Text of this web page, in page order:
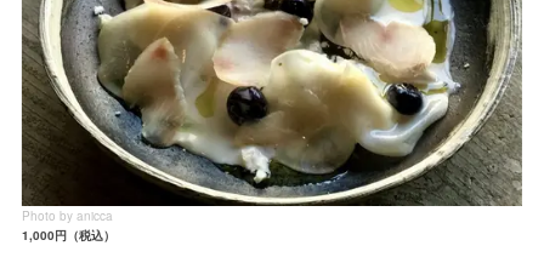
Photo by anicca
1,000円（税込）